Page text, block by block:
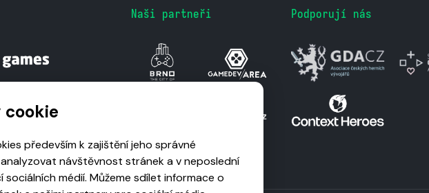
Naši partneři Podporují nás
cookie
především k zajištění jeho správné
návštěvnost stránek a v neposlední
médií. Můžeme sdílet informace o